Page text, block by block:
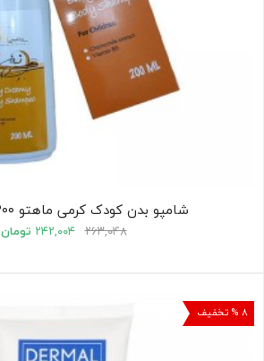
شامپو بدن کودک کرمی ماهتو ۲۰۰ میلی لیتر
۲۶۳,۰۴۸ ۲۴۲,۰۰۴ تومان
۸ % تخفیف